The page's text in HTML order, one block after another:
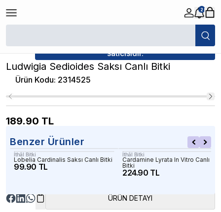
2
/
satıcısıdır.
Ludwigia Sedioides Saksı Canlı Bitki
Ürün Kodu: 2314525
189.90 TL
Benzer Ürünler
İthâl Bitki
Lobelia Cardinalis Saksı Canlı Bitki
99.90 TL
İthâl Bitki
Cardamine Lyrata In Vitro Canlı
Bitki
224.90 TL
ÜRÜN DETAYI